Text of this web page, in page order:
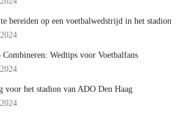
bereiden op een voetbalwedstrijd in het stadion
Combineren: Wedtips voor Voetbalfans
voor het stadion van ADO Den Haag